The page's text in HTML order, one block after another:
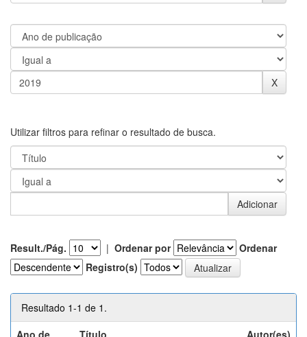
Utilizar filtros para refinar o resultado de busca.
Result./Pág. | Ordenar por
Ordenar
Registro(s)
Resultado 1-1 de 1.
Ano de
Título Autor(es)